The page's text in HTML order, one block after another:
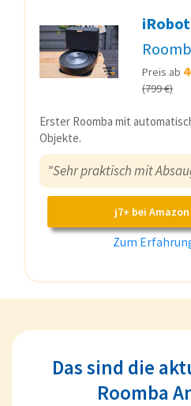
iRobot
Preis ab
(799 €)
Erster Roomba mit
Objekte.
"Sehr praktisch mit
j7+ bei
Zum
Das sind die
Roomba